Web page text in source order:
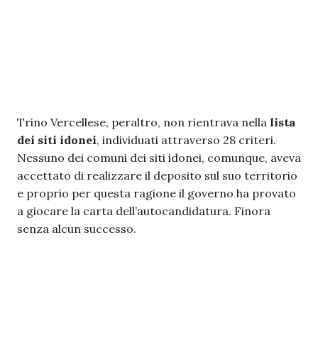
Trino Vercellese, peraltro, non rientrava nella lista
dei siti idonei, individuati attraverso 28 criteri.
Nessuno dei comuni dei siti idonei, comunque, aveva
accettato di realizzare il deposito sul suo territorio
e proprio per questa ragione il governo ha provato
a giocare la carta dell’autocandidatura. Finora
senza alcun successo.